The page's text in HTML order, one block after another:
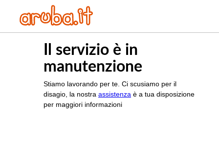
Il servizio è in
manutenzione
Stiamo lavorando per te. Ci scusiamo per il
disagio, la nostra assistenza è a tua disposizione
per maggiori informazioni